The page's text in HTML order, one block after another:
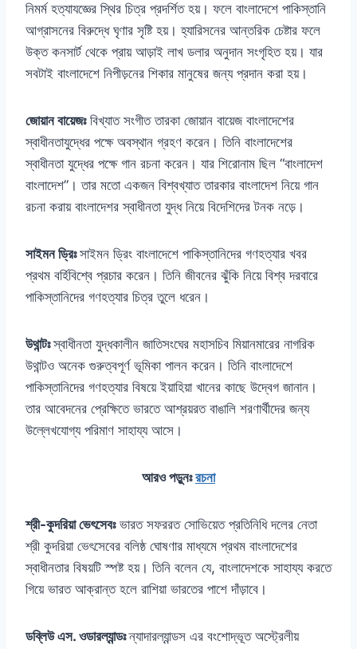
নিমর্ম হত্যাযজ্ঞের স্থির চিত্র প্রদর্শিত হয়। ফলে বাংলাদেশে পাকিস্তানি
আগ্রাসনের বিরুদ্ধে ঘৃণার সৃষ্টি হয়। হ্যারিসনের আন্তরিক চেষ্টার ফলে
উক্ত কনসার্ট থেকে প্রায় আড়াই লাখ ডলার অনুদান সংগৃহিত হয়। যার
সবটাই বাংলাদেশে নিপীড়নের শিকার মানুষের জন্য প্রদান করা হয়।
জোয়ান বায়েজঃবিখ্যাত সংগীত তারকা জোয়ান বায়েজ বাংলাদেশের
স্বাধীনতাযুদ্ধের পক্ষে অবস্থান গ্রহণ করেন। তিনি বাংলাদেশের
স্বাধীনতা যুদ্ধের পক্ষে গান রচনা করেন। যার শিরোনাম ছিল “বাংলাদেশ
বাংলাদেশ”। তার মতো একজন বিশ্বখ্যাত তারকার বাংলাদেশ নিয়ে গান
রচনা করায় বাংলাদেশর স্বাধীনতা যুদ্ধ নিয়ে বিদেশিদের টনক নড়ে।
সাইমন ড্রিঃসাইমন ড্রিং বাংলাদেশে পাকিস্তানিদের গণহত্যার খবর
প্রথম বর্হিবিশ্বে প্রচার করেন। তিনি জীবনের ঝুঁকি নিয়ে বিশ্ব দরবারে
পাকিস্তানিদের গণহত্যার চিত্র তুলে ধরেন।
উথান্টঃস্বাধীনতা যুদ্ধকালীন জাতিসংঘের মহাসচিব মিয়ানমারের নাগরিক
উথান্টও অনেক গুরুত্বপূর্ণ ভূমিকা পালন করেন। তিনি বাংলাদেশে
পাকিস্তানিদের গণহত্যার বিষয়ে ইয়াহিয়া খানের কাছে উদ্বেগ জানান।
তার আবেদনের প্রেক্ষিতে ভারতে আশ্রয়রত বাঙালি শরণার্থীদের জন্য
উল্লেখযোগ্য পরিমাণ সাহায্য আসে।
আরও পড়ুনঃরচনা
শ্রী-কুদরিয়া ভেৎসেবঃভারত সফররত সোভিয়েত প্রতিনিধি দলের নেতা
শ্রী কুদরিয়া ভেৎসেবের বলিষ্ঠ ঘোষণার মাধ্যমে প্রথম বাংলাদেশের
স্বাধীনতার বিষয়টি স্পষ্ট হয়। তিনি বলেন যে, বাংলাদেশকে সাহায্য করতে
গিয়ে ভারত আক্রান্ত হলে রাশিয়া ভারতের পাশে দাঁড়াবে।
ডব্লিউ এস. ওডারল্যান্ডঃন্যাদারল্যান্ডস এর বংশোদ্ভূত অস্ট্রেলীয়